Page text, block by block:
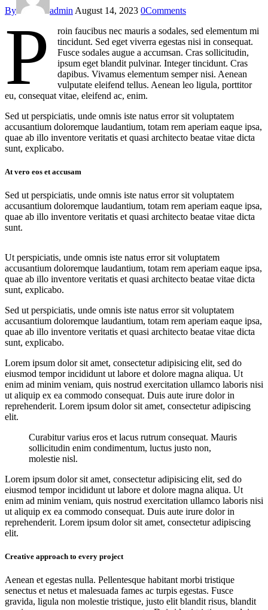
By admin August 14, 2023 0Comments
P
roin faucibus nec mauris a sodales, sed elementum mi
tincidunt. Sed eget viverra egestas nisi in consequat.
Fusce sodales augue a accumsan. Cras sollicitudin,
ipsum eget blandit pulvinar. Integer tincidunt. Cras
dapibus. Vivamus elementum semper nisi. Aenean
vulputate eleifend tellus. Aenean leo ligula, porttitor
eu, consequat vitae, eleifend ac, enim.
Sed ut perspiciatis, unde omnis iste natus error sit voluptatem
accusantium doloremque laudantium, totam rem aperiam eaque ipsa,
quae ab illo inventore veritatis et quasi architecto beatae vitae dicta
sunt, explicabo.
At vero eos et accusam
Sed ut perspiciatis, unde omnis iste natus error sit voluptatem
accusantium doloremque laudantium, totam rem aperiam eaque ipsa,
quae ab illo inventore veritatis et quasi architecto beatae vitae dicta
sunt.
Ut perspiciatis, unde omnis iste natus error sit voluptatem
accusantium doloremque laudantium, totam rem aperiam eaque ipsa,
quae ab illo inventore veritatis et quasi architecto beatae vitae dicta
sunt, explicabo.
Sed ut perspiciatis, unde omnis iste natus error sit voluptatem
accusantium doloremque laudantium, totam rem aperiam eaque ipsa,
quae ab illo inventore veritatis et quasi architecto beatae vitae dicta
sunt, explicabo.
Lorem ipsum dolor sit amet, consectetur adipisicing elit, sed do
eiusmod tempor incididunt ut labore et dolore magna aliqua. Ut
enim ad minim veniam, quis nostrud exercitation ullamco laboris nisi
ut aliquip ex ea commodo consequat. Duis aute irure dolor in
reprehenderit. Lorem ipsum dolor sit amet, consectetur adipiscing
elit.
Curabitur varius eros et lacus rutrum consequat. Mauris
sollicitudin enim condimentum, luctus justo non,
molestie nisl.
Lorem ipsum dolor sit amet, consectetur adipisicing elit, sed do
eiusmod tempor incididunt ut labore et dolore magna aliqua. Ut
enim ad minim veniam, quis nostrud exercitation ullamco laboris nisi
ut aliquip ex ea commodo consequat. Duis aute irure dolor in
reprehenderit. Lorem ipsum dolor sit amet, consectetur adipiscing
elit.
Creative approach to every project
Aenean et egestas nulla. Pellentesque habitant morbi tristique
senectus et netus et malesuada fames ac turpis egestas. Fusce
gravida, ligula non molestie tristique, justo elit blandit risus, blandit